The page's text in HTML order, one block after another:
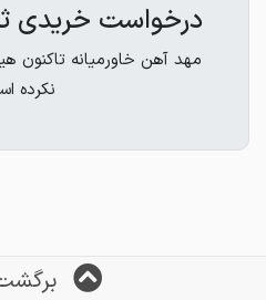
درخواست خریدی
مهد آهن خاورمیانه
نکرده